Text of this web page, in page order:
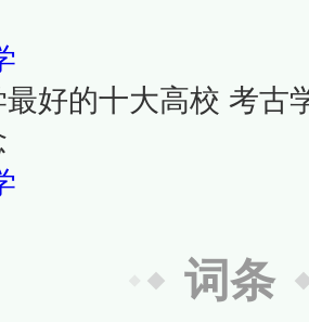
最好的十大高校 考古
词条